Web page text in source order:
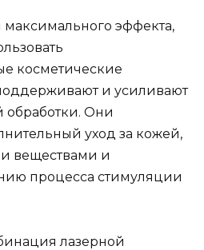
эффекта,
косметические
и усиливают
обработки. Они
уход за кожей,
веществами и
процесса стимуляции
лазерной